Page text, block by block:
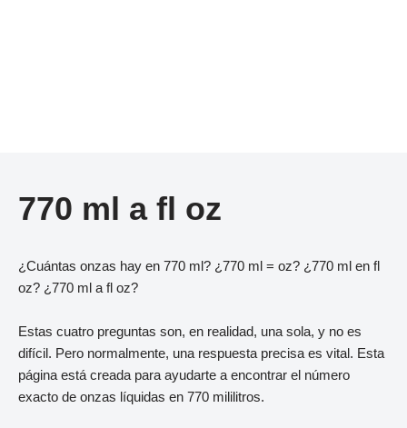
770 ml a fl oz
¿Cuántas onzas hay en 770 ml? ¿770 ml = oz? ¿770 ml en fl
oz? ¿770 ml a fl oz?
Estas cuatro preguntas son, en realidad, una sola, y no es
difícil. Pero normalmente, una respuesta precisa es vital. Esta
página está creada para ayudarte a encontrar el número
exacto de onzas líquidas en 770 mililitros.